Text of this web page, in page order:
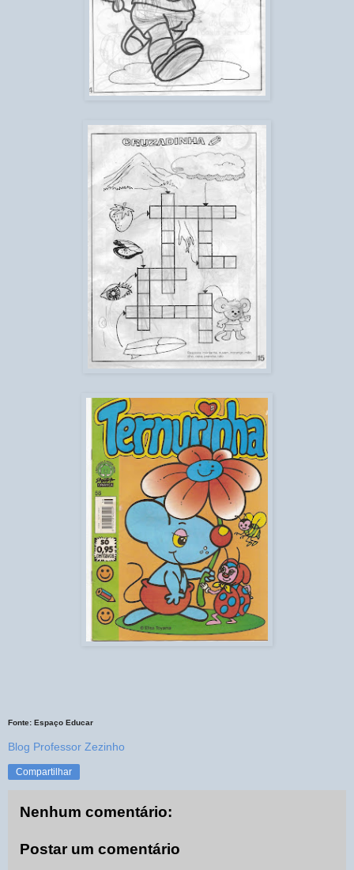
Fonte: Espaço Educar
Blog Professor Zezinho
Compartilhar
Nenhum comentário:
Postar um comentário